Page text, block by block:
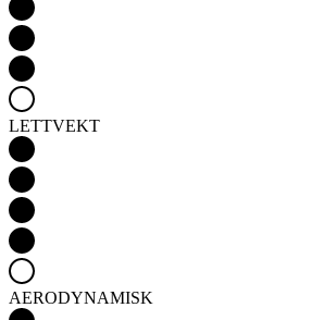
LETTVEKT
AERODYNAMISK